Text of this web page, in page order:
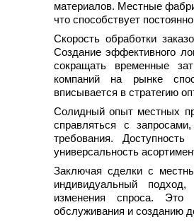
материалов. Местные
что способствует
Скорость обработки
Создание эффективного
сокращать временные
компаний на рынке
вписывается в стратегию
Солидный опыт местных
справляться с
требования.
универсальность
Заключая сделки с
индивидуальный
изменения спроса. Это
обслуживания и созданию